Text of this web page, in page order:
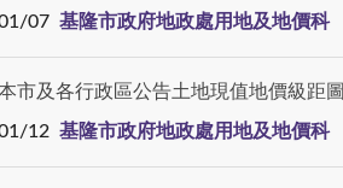
07 基隆市政府地政處用地及地價科
市及各行政區公告土地現值地價級距圖
12 基隆市政府地政處用地及地價科